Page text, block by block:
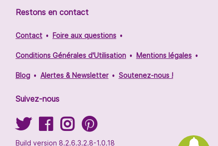
Restons en contact
Contact Foire aux questions
Conditions Générales d'Utilisation Mentions légales
Blog Alertes & Newsletter Soutenez-nous !
Suivez-nous
Build version 8.2.6.3.2.8-1.0.18